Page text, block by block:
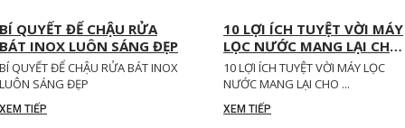
BÍ QUYẾT ĐỂ CHẬU RỬA
BÁT INOX LUÔN SÁNG ĐẸP
BÍ QUYẾT ĐỂ CHẬU RỬA BÁT INOX
LUÔN SÁNG ĐẸP
XEM TIẾP
10 LỢI ÍCH TUYỆT VỜI MÁY
LỌC NƯỚC MANG LẠI CHO
GIA ĐÌNH BẠN
10 LỢI ÍCH TUYỆT VỜI MÁY LỌC
NƯỚC MANG LẠI CHO ...
XEM TIẾP